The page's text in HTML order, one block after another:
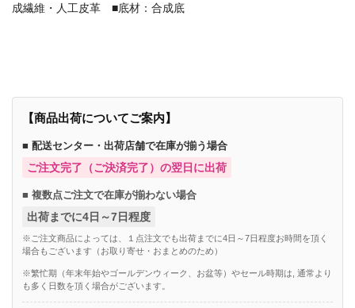
成繊維・人工皮革 ■底材：合成底
【商品出荷についてご案内】
■ 配送センター・出荷店舗で在庫が揃う場合
ご注文完了（ご決済完了）の翌日に出荷
■ 複数点ご注文で在庫が揃わない場合
出荷までに4日～7日程度
※ご注文商品によっては、１点注文でも出荷までに4日～7日程度お時間を頂く
場合もございます（お取り寄せ・おまとめのため）
※繁忙期（年末年始やゴールデンウィーク、お盆等）やセール時期は, 通常より
も多く日数を頂く場合がございます。